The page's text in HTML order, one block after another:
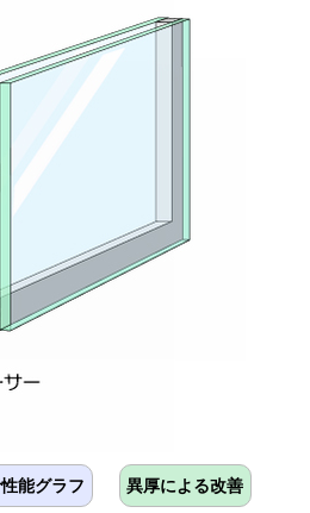
能グラフ 異厚による改善